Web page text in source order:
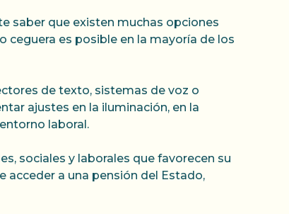
saber que existen muchas opciones
es posible en la mayoría de los
de texto, sistemas de voz o
ajustes en la iluminación, en la
laboral.
sociales y laborales que favorecen su
acceder a una pensión del Estado,